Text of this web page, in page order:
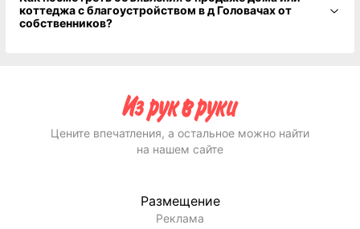
коттеджа с благоустройством в д Головачах от
собственников?
Цените впечатления, а остальное можно найти
на нашем сайте
Размещение
Реклама